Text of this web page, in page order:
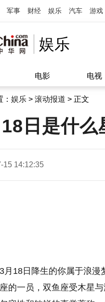
军事 财经 娱乐 汽车 游戏
娱乐
电影 电视
娱乐 > 滚动报道 > 正文
日是什么
15 14:12:35
3月18日降生的你属于浪漫
的一员，双鱼座受木星